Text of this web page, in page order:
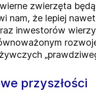
zwierzęta
nam, że lepiej
inwestorów
przyszłości